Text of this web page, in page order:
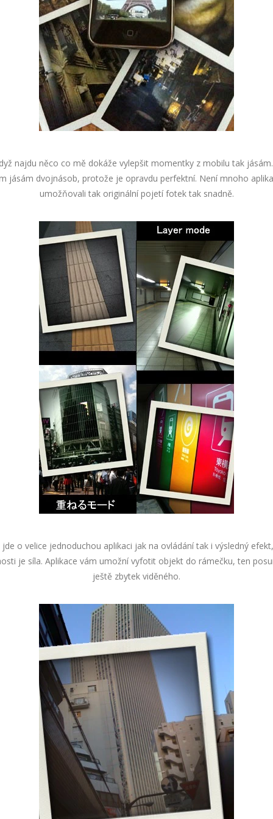
najdu něco co mě dokáže vylepšit momentky z mobilu tak
jásám dvojnásob, protože je opravdu perfektní. Není mnoho
umožňovali tak originální pojetí fotek tak snadně.
o velice jednoduchou aplikaci jak na ovládání tak i výsledný
je síla. Aplikace vám umožní vyfotit objekt do rámečku, ten
ještě zbytek viděného.